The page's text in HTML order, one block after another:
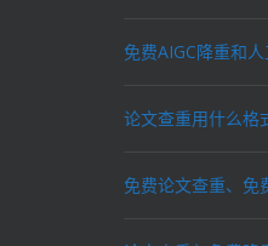
论文查重用什么格